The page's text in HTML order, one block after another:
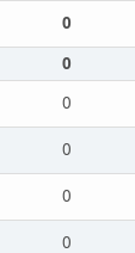
0
0
0
0
0
0